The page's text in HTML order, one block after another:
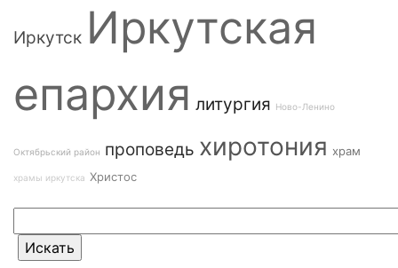
Иркутск Иркутская
епархия литургия Ново-Ленино
Октябрьский район проповедь хиротония храм
храмы иркутска Христос